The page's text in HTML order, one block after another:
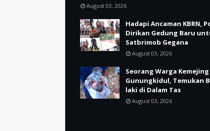
August 03, 2026
Hadapi Ancaman KBRN,
Dirikan Gedung Baru
Satbrimob Gegana
August 03, 2026
Seorang Warga Kemejing
Gunungkidul, Temukan
laki di Dalam Tas
August 03, 2026